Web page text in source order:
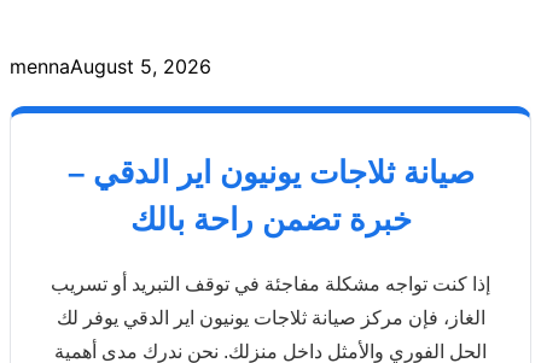
mennaAugust 5, 2026
صيانة ثلاجات يونيون اير الدقي –
خبرة تضمن راحة بالك
إذا كنت تواجه مشكلة مفاجئة في توقف التبريد أو تسريب
الغاز، فإن مركز صيانة ثلاجات يونيون اير الدقي يوفر لك
الحل الفوري والأمثل داخل منزلك. نحن ندرك مدى أهمية